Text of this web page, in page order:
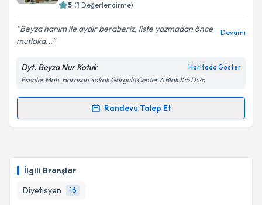
İlgili Branşlar
Diyetisyen
16
Kişisel verilerimin işlenmesine ilişkin
Aydınlatma
Metni'ni okudum ve kişisel verilerimin belirtilen
kapsamda işlenmesini kabul ediyorum.
5 (1 Değerlendirme)
Beyza hanım ile aydır beraberiz, liste yazmadan önce
mutlaka...
Devamı
Dyt. Beyza Nur Kotuk Haritada Göster
Esenler Mah. Horasan Sokak Görgülü Center A Blok K:5 D:26
Randevu Talep Et
Randevu Takvimi Talebi
takvim hazırlandığında e-posta ile bilgilendireceğiz.
E-posta Adresiniz